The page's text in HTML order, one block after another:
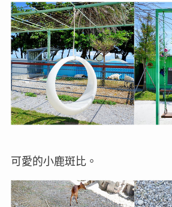
可愛的小鹿斑比。